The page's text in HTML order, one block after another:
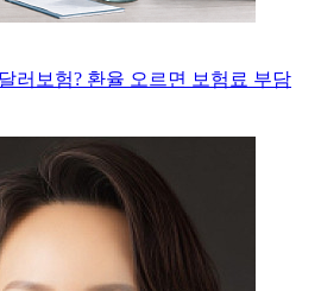
러보험? 환율 오르면 보험료 부담